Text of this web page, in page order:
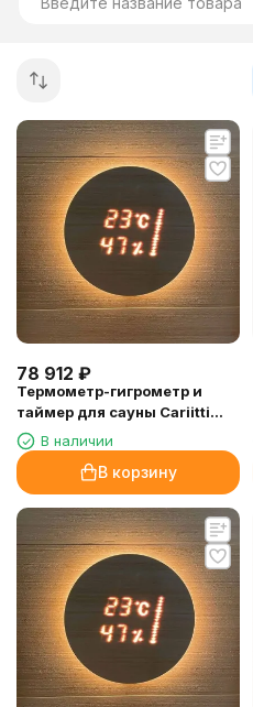
78 912 ₽
Термометр-гигрометр и
таймер для сауны Cariitti
Aspectu, береза
В наличии
В корзину